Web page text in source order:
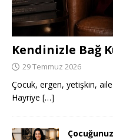
Kendinizle Bağ
29 Temmuz 2026
Çocuk, ergen, yetişkin,
Hayriye […]